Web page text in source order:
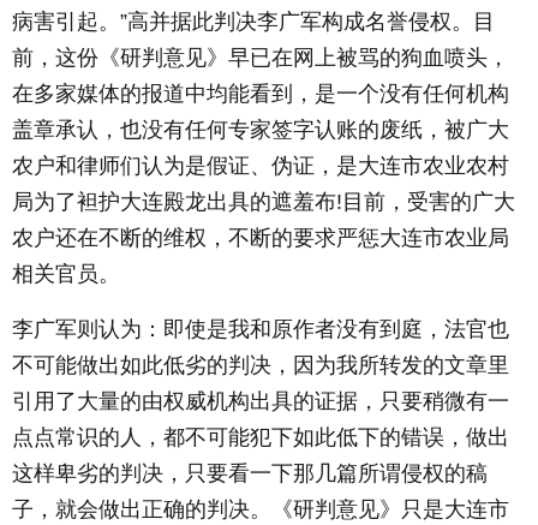
病害引起。”高并据此判决李广军构成名誉侵权。目
前，这份《研判意见》早已在网上被骂的狗血喷头，
在多家媒体的报道中均能看到，是一个没有任何机构
盖章承认，也没有任何专家签字认账的废纸，被广大
农户和律师们认为是假证、伪证，是大连市农业农村
局为了袒护大连殿龙出具的遮羞布!目前，受害的广大
农户还在不断的维权，不断的要求严惩大连市农业局
相关官员。
李广军则认为：即使是我和原作者没有到庭，法官也
不可能做出如此低劣的判决，因为我所转发的文章里
引用了大量的由权威机构出具的证据，只要稍微有一
点点常识的人，都不可能犯下如此低下的错误，做出
这样卑劣的判决，只要看一下那几篇所谓侵权的稿
子，就会做出正确的判决。《研判意见》只是大连市